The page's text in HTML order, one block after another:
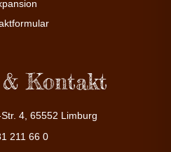
& Kontakt
4, 65552 Limburg
211 66 0